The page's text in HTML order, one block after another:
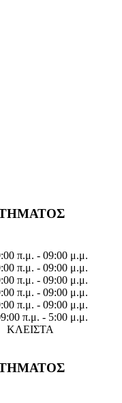
π.μ. - 09:00 μ.μ.
π.μ. - 09:00 μ.μ.
π.μ. - 09:00 μ.μ.
π.μ. - 09:00 μ.μ.
π.μ. - 09:00 μ.μ.
π.μ. - 5:00 μ.μ.
ΚΛΕΙΣΤΑ